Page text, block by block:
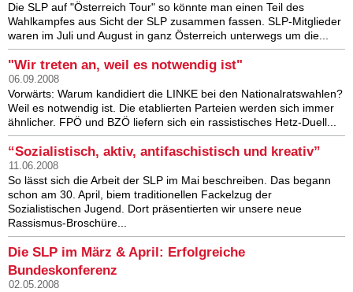
Die SLP auf "Österreich Tour" so könnte man einen Teil des
Wahlkampfes aus Sicht der SLP zusammen fassen. SLP-Mitglieder
waren im Juli und August in ganz Österreich unterwegs um die...
"Wir treten an, weil es notwendig ist"
06.09.2008
Vorwärts: Warum kandidiert die LINKE bei den Nationalratswahlen?
Weil es notwendig ist. Die etablierten Parteien werden sich immer
ähnlicher. FPÖ und BZÖ liefern sich ein rassistisches Hetz-Duell...
“Sozialistisch, aktiv, antifaschistisch und kreativ”
11.06.2008
So lässt sich die Arbeit der SLP im Mai beschreiben. Das begann
schon am 30. April, biem traditionellen Fackelzug der
Sozialistischen Jugend. Dort präsentierten wir unsere neue
Rassismus-Broschüre...
Die SLP im März & April: Erfolgreiche
Bundeskonferenz
02.05.2008